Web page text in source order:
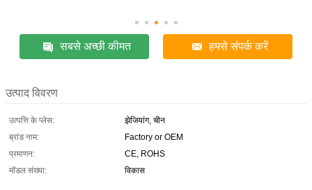
सबसे अच्छी कीमत हमसे संपर्क करें
उत्पाद विवरण
उत्पत्ति के प्लेस:
झेजियांग, चीन
ब्रांड नाम:
Factory or OEM
प्रमाणन:
CE, ROHS
मॉडल संख्या:
विकास